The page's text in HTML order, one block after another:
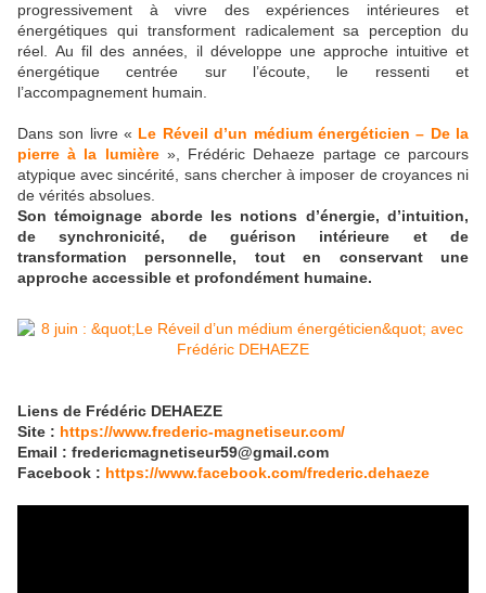
progressivement à vivre des expériences intérieures et
énergétiques qui transforment radicalement sa perception du
réel. Au fil des années, il développe une approche intuitive et
énergétique centrée sur l’écoute, le ressenti et
l’accompagnement humain.
Dans son livre « Le Réveil d’un médium énergéticien – De la
pierre à la lumière», Frédéric Dehaeze partage ce parcours
atypique avec sincérité, sans chercher à imposer de croyances ni
de vérités absolues.
Son témoignage aborde les notions d’énergie, d’intuition,
de synchronicité, de guérison intérieure et de
transformation personnelle, tout en conservant une
approche accessible et profondément humaine.
Liens de Frédéric DEHAEZE
Site : https://www.frederic-magnetiseur.com/
Email : fredericmagnetiseur59@gmail.com
Facebook : https://www.facebook.com/frederic.dehaeze